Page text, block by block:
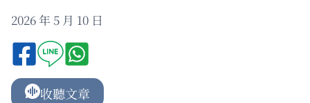
2026 年 5 月 10 日
收聽文章